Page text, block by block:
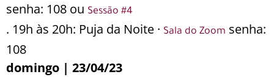
senha: 108 ou Sessão #4
. 19h às 20h: Puja da Noite · Sala do Zoom senha:
108
domingo | 23/04/23